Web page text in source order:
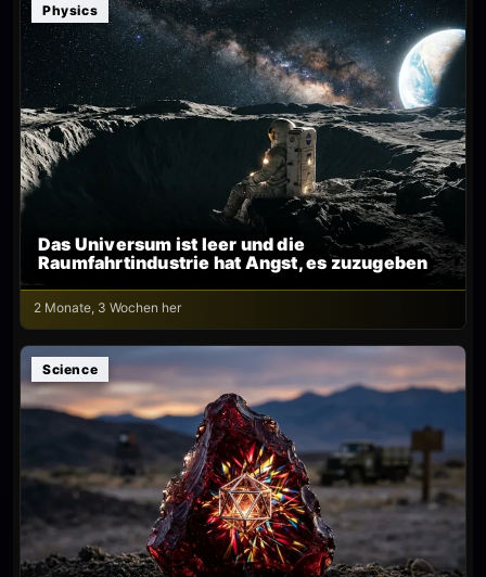
Physics
Das Universum ist leer und die
Raumfahrtindustrie hat Angst, es zuzugeben
2 Monate, 3 Wochen her
Science